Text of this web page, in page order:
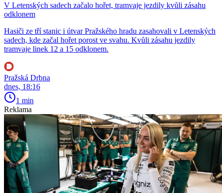
V Letenských sadech začalo hořet, tramvaje jezdily kvůli zásahu
odklonem
Hasiči ze tří stanic i útvar Pražského hradu zasahovali v Letenských
sadech, kde začal hořet porost ve svahu. Kvůli zásahu jezdily
tramvaje linek 12 a 15 odklonem.
Pražská Drbna
dnes, 18:16
1 min
Reklama